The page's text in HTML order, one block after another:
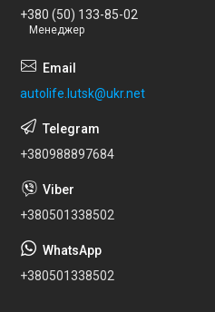
+380 (50) 133-85-02
Менеджер
autolife.lutsk@ukr.net
+380988897684
+380501338502
+380501338502